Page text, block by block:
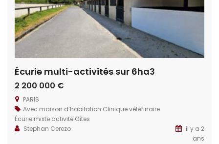
Écurie multi-activités sur 6ha3
2 200 000 €
PARIS
Avec maison d’habitation Clinique vétérinaire
Écurie mixte activité Gîtes
Stephan Cerezo
il y a 2
ans